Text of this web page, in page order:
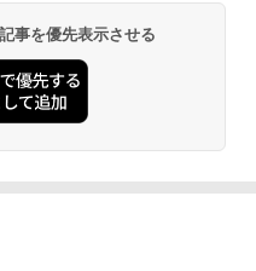
事を優先表示させる